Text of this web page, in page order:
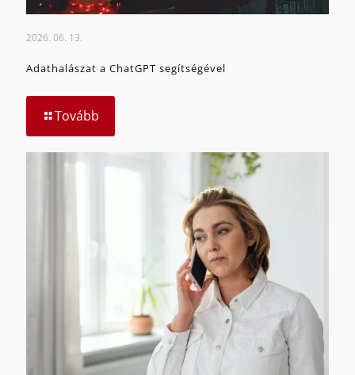
2026. 06. 13.
Adathalászat a ChatGPT segítségével
Tovább